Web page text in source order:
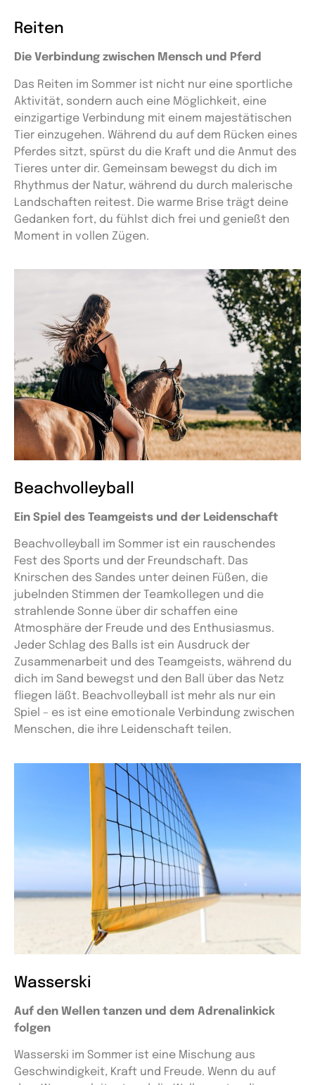
Reiten
Die Verbindung zwischen Mensch und Pferd
Das Reiten im Sommer ist nicht nur eine sportliche
Aktivität, sondern auch eine Möglichkeit, eine
einzigartige Verbindung mit einem majestätischen
Tier einzugehen. Während du auf dem Rücken eines
Pferdes sitzt, spürst du die Kraft und die Anmut des
Tieres unter dir. Gemeinsam bewegst du dich im
Rhythmus der Natur, während du durch malerische
Landschaften reitest. Die warme Brise trägt deine
Gedanken fort, du fühlst dich frei und genießt den
Moment in vollen Zügen.
Beachvolleyball
Ein Spiel des Teamgeists und der Leidenschaft
Beachvolleyball im Sommer ist ein rauschendes
Fest des Sports und der Freundschaft. Das
Knirschen des Sandes unter deinen Füßen, die
jubelnden Stimmen der Teamkollegen und die
strahlende Sonne über dir schaffen eine
Atmosphäre der Freude und des Enthusiasmus.
Jeder Schlag des Balls ist ein Ausdruck der
Zusammenarbeit und des Teamgeists, während du
dich im Sand bewegst und den Ball über das Netz
fliegen läßt. Beachvolleyball ist mehr als nur ein
Spiel – es ist eine emotionale Verbindung zwischen
Menschen, die ihre Leidenschaft teilen.
Wasserski
Auf den Wellen tanzen und dem Adrenalinkick
folgen
Wasserski im Sommer ist eine Mischung aus
Geschwindigkeit, Kraft und Freude. Wenn du auf